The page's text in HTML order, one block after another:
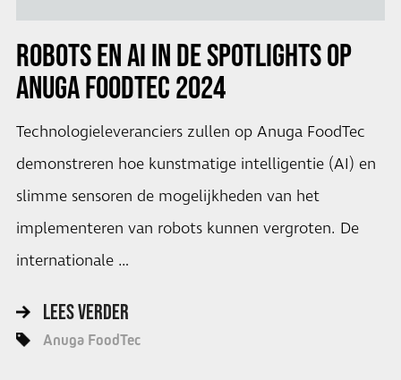
ROBOTS EN AI IN DE SPOTLIGHTS OP
ANUGA FOODTEC 2024
Technologieleveranciers zullen op Anuga FoodTec
demonstreren hoe kunstmatige intelligentie (AI) en
slimme sensoren de mogelijkheden van het
implementeren van robots kunnen vergroten. De
internationale …
LEES VERDER
Anuga FoodTec